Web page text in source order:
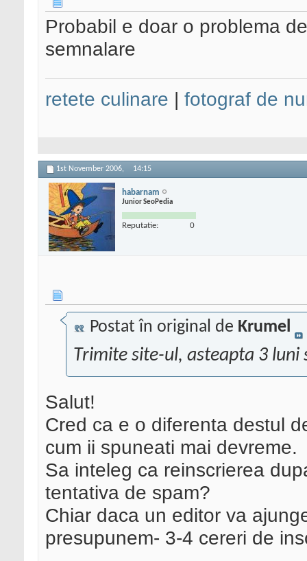
Probabil e doar o problema
semnalare
retete culinare | fotograf de
1st November 2006, 14:15
habarnam
Junior SeoPedia
Reputatie: 0
Postat în original de Krumel
Trimite site-ul, asteapta 3
Salut!
Cred ca e o diferenta destul
cum ii spuneati mai devreme.
Sa inteleg ca reinscrierea
tentativa de spam?
Chiar daca un editor va
presupunem- 3-4 cereri de